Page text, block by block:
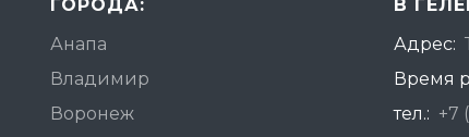
ГОРОДА:
Анапа
Владимир
Воронеж
В
Адрес:
Время
тел.: +7